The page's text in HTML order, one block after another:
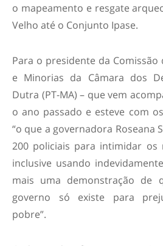
o mapeamento e resgate
Velho até o Conjunto Ipase.
Para o presidente da
e Minorias da Câmara dos
Dutra (PT-MA) – que vem
o ano passado e esteve com
“o que a governadora Roseana
200 policiais para intimidar os
inclusive usando
mais uma demonstração de
governo só existe para
pobre”.